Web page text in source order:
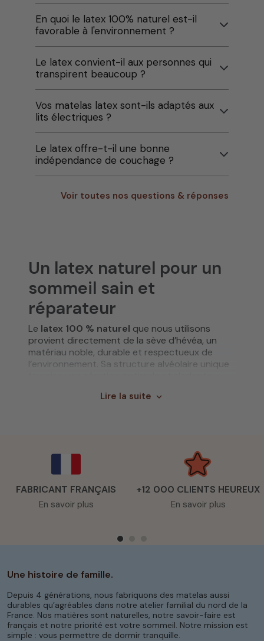
En quoi le latex 100% naturel est-il
favorable à l'environnement ?
Le latex convient-il aux personnes qui
transpirent beaucoup ?
Vos matelas latex sont-ils adaptés aux
lits électriques ?
Le latex offre-t-il une bonne
indépendance de couchage ?
Voir toutes nos questions & réponses
Un latex naturel pour un
sommeil sain et
réparateur
Le latex 100 % naturel que nous utilisons
provient directement de la sève d’hévéa, un
matériau noble, durable et respectueux de
l’environnement. Sa structure alvéolaire unique
offrant ainsi un soutien souple et homogène.
exigeants.
Le confort selon vos
envies
Chaque dormeur a ses préférences. C’est
plus ferme, afin de répondre à vos besoins de
maintien et à vos habitudes de sommeil. Que
vous dormiez sur le dos, le côté ou le ventre, le
latex épouse vos mouvements tout en
maintenant la colonne vertébrale dans une
position idéale. Nos modèles s’adaptent à
Lire la suite expand_more
FABRICANT FRANÇAIS
En savoir plus
+12 000 CLIENTS HEUREUX
En savoir plus
Une histoire de famille.
Depuis 4 générations, nous fabriquons des matelas aussi
durables qu’agréables dans notre atelier familial du nord de la
France. Nos matières sont naturelles, notre savoir-faire est
français et notre priorité est votre sommeil. Notre mission est
simple : vous permettre de dormir tranquille.